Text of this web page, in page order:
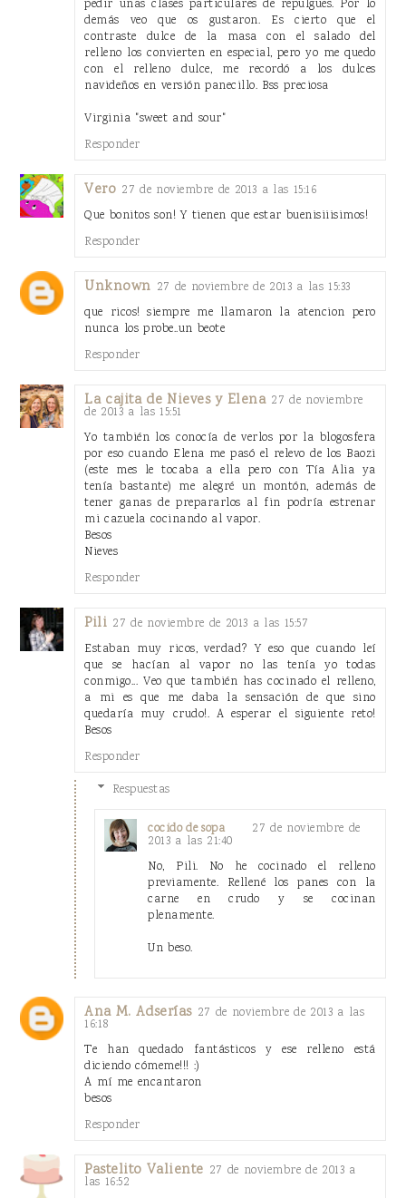
pedir unas clases particulares de repulgues. Por lo
demás veo que os gustaron. Es cierto que el
contraste dulce de la masa con el salado del
relleno los convierten en especial, pero yo me quedo
con el relleno dulce, me recordó a los dulces
navideños en versión panecillo. Bss preciosa
Virginia "sweet and sour"
Responder
Vero 27 de noviembre de 2013 a las 15:16
Que bonitos son! Y tienen que estar buenisiiisimos!
Responder
Unknown 27 de noviembre de 2013 a las 15:33
que ricos! siempre me llamaron la atencion pero
nunca los probe..un beote
Responder
La cajita de Nieves y Elena 27 de noviembre
de 2013 a las 15:51
Yo también los conocía de verlos por la blogosfera
por eso cuando Elena me pasó el relevo de los Baozi
(este mes le tocaba a ella pero con Tía Alia ya
tenía bastante) me alegré un montón, además de
tener ganas de prepararlos al fin podría estrenar
mi cazuela cocinando al vapor.
Besos
Nieves
Responder
Pili 27 de noviembre de 2013 a las 15:57
Estaban muy ricos, verdad? Y eso que cuando leí
que se hacían al vapor no las tenía yo todas
conmigo... Veo que también has cocinado el relleno,
a mi es que me daba la sensación de que sino
quedaría muy crudo!. A esperar el siguiente reto!
Besos
Responder
Respuestas
cocido de sopa 27 de noviembre de
2013 a las 21:40
No, Pili. No he cocinado el relleno
previamente. Rellené los panes con la
carne en crudo y se cocinan
plenamente.
Un beso.
Ana M. Adserías 27 de noviembre de 2013 a las
16:18
Te han quedado fantásticos y ese relleno está
diciendo cómeme!!! :)
A mí me encantaron
besos
Responder
Pastelito Valiente 27 de noviembre de 2013 a
las 16:52